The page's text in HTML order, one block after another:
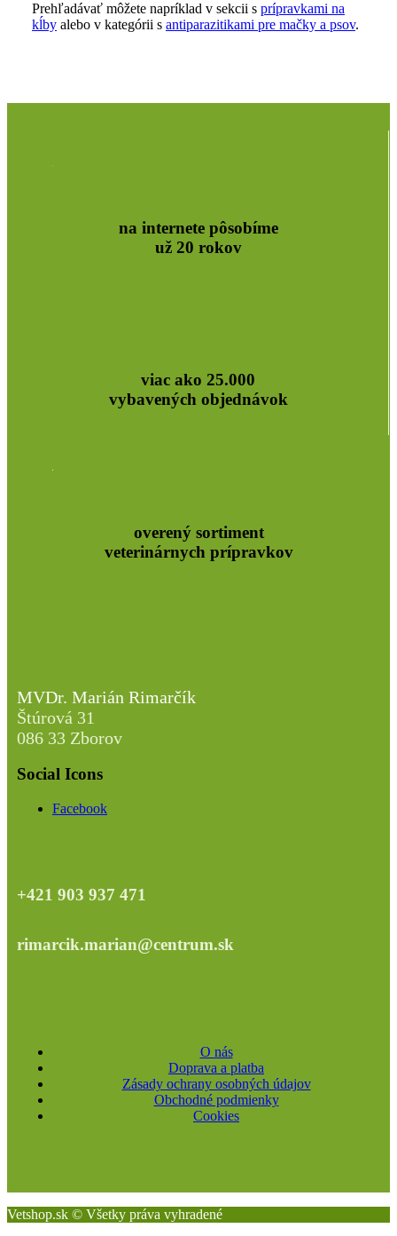
Prehľadávať môžete napríklad v sekcii s prípravkami na
kĺby alebo v kategórii s antiparazitikami pre mačky a psov.
na internete pôsobíme
už 20 rokov
viac ako 25.000
vybavených objednávok
overený sortiment
veterinárnych prípravkov
MVDr. Marián Rimarčík
Štúrová 31
086 33 Zborov
Social Icons
Facebook
+421 903 937 471
rimarcik.marian@centrum.sk
O nás
Doprava a platba
Zásady ochrany osobných údajov
Obchodné podmienky
Cookies
Vetshop.sk © Všetky práva vyhradené